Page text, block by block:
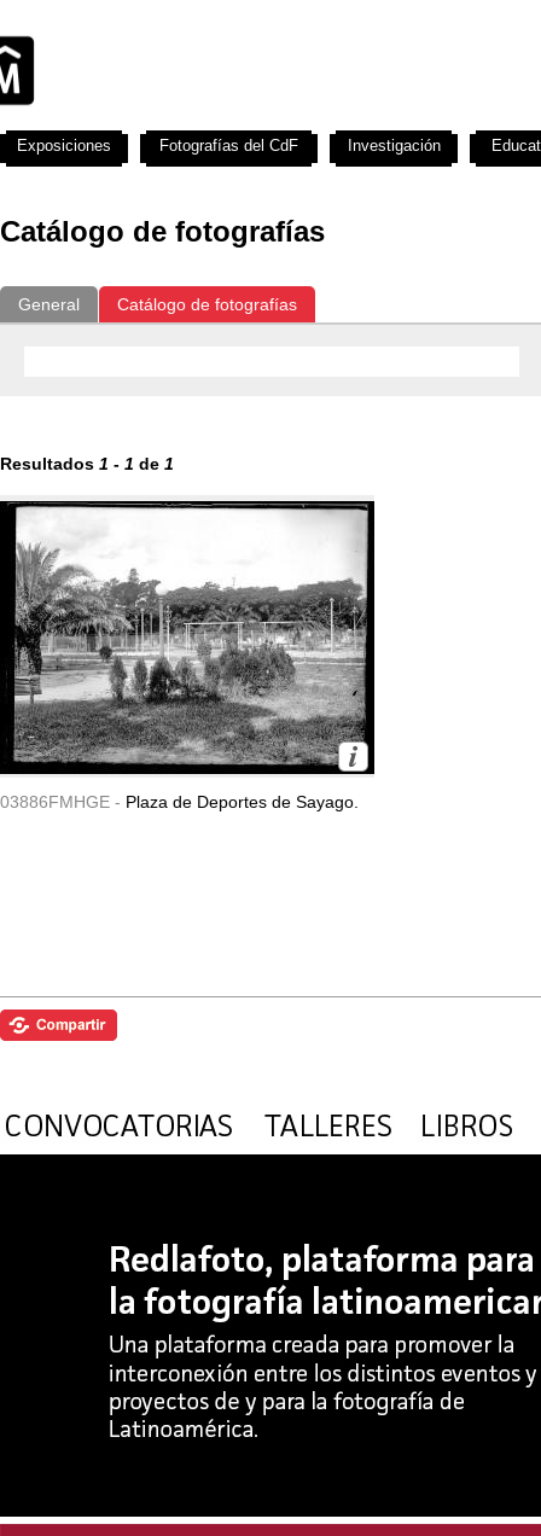
Catálogo de fotografías
General Catálogo de fotografías
Resultados 1 - 1 de 1
03886FMHGE - Plaza de Deportes de Sayago.
Exposiciones Fotografías del CdF Investigación